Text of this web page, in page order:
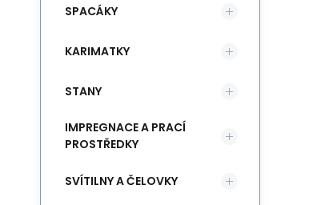
SPACÁKY
KARIMATKY
STANY
IMPREGNACE A PRACÍ
PROSTŘEDKY
SVÍTILNY A ČELOVKY